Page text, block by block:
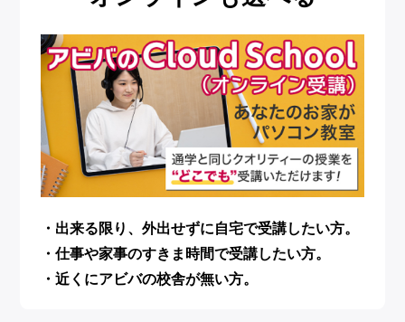
・出来る限り、外出せずに自宅で受講したい方。
・仕事や家事のすきま時間で受講したい方。
・近くにアビバの校舎が無い方。